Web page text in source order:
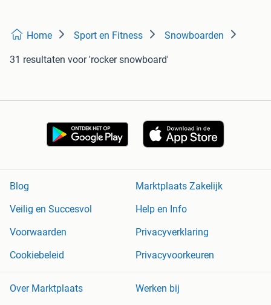
Home Sport en Fitness Snowboarden
31 resultaten voor 'rocker snowboard'
Blog
Marktplaats Zakelijk
Veilig en Succesvol
Help en Info
Voorwaarden
Privacyverklaring
Cookiebeleid
Privacyvoorkeuren
Over Marktplaats Werken bij